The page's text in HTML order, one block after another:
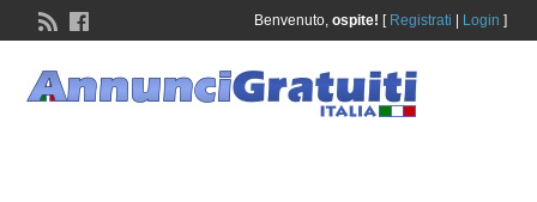
Benvenuto, ospite! [ Registrati Login ]